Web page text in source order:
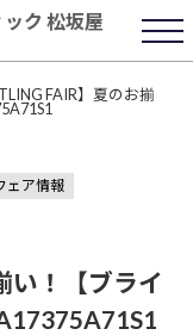
ク 松坂屋
FAIR】夏のお揃
ェア情報
い！【ブライ